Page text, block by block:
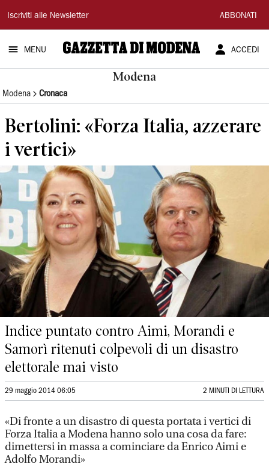
Gazzetta
di
Modena
Iscriviti alle Newsletter ABBONATI
MENU ACCEDI
Modena
Modena Cronaca
Bertolini: «Forza Italia, azzerare
i vertici»
Indice puntato contro Aimi, Morandi e
Samorì ritenuti colpevoli di un disastro
elettorale mai visto
29 maggio 2014 06:05 2 MINUTI DI LETTURA
«Di fronte a un disastro di questa portata i vertici di
Forza Italia a Modena hanno solo una cosa da fare:
dimettersi in massa a cominciare da Enrico Aimi e
Adolfo Morandi»